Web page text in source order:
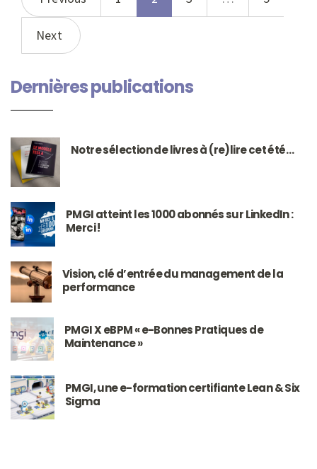
Next
Dernières publications
Notre sélection de livres à (re)lire cet été…
PMGI atteint les 1000 abonnés sur LinkedIn :
Merci !
Vision, clé d’entrée du management de la
performance
PMGI X eBPM « e-Bonnes Pratiques de
Maintenance »
PMGI, une e-formation certifiante Lean & Six
Sigma